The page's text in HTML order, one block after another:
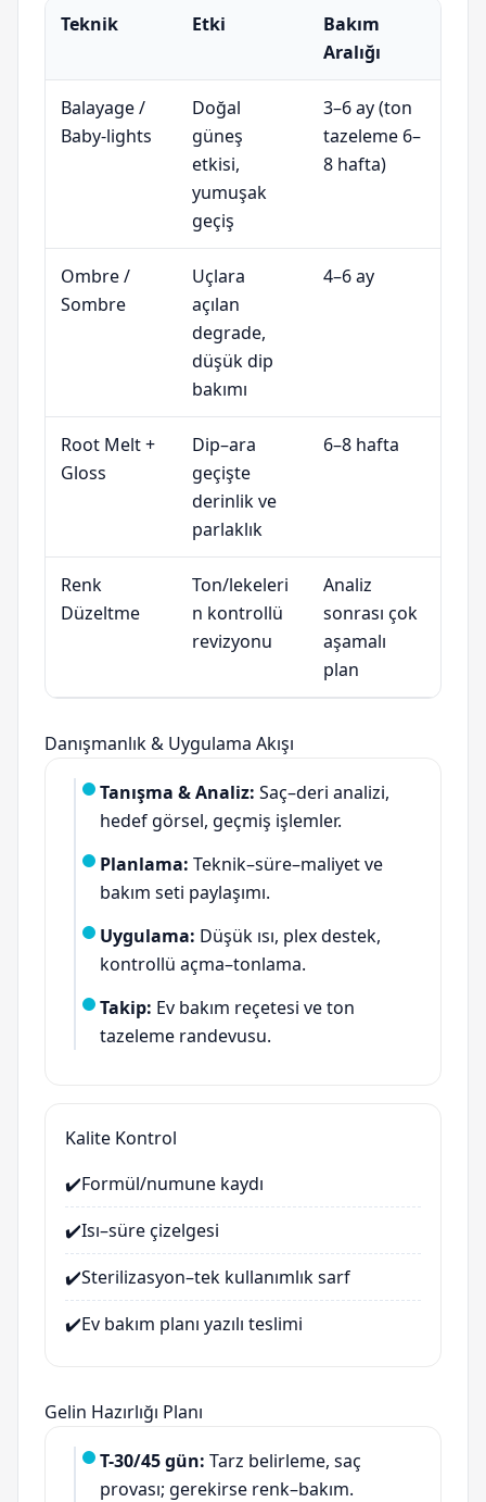
Teknik
Etki
Bakım
Aralığı
Balayage /
Baby-lights
Doğal
güneş
etkisi,
yumuşak
geçiş
3–6 ay (ton
tazeleme 6–
8 hafta)
Ombre /
Sombre
Uçlara
açılan
degrade,
düşük dip
bakımı
4–6 ay
Root Melt +
Gloss
Dip–ara
geçişte
derinlik ve
parlaklık
6–8 hafta
Renk
Düzeltme
Ton/lekeleri
n kontrollü
revizyonu
Analiz
sonrası çok
aşamalı
plan
Danışmanlık & Uygulama Akışı
Tanışma & Analiz: Saç–deri analizi,
hedef görsel, geçmiş işlemler.
Planlama: Teknik–süre–maliyet ve
bakım seti paylaşımı.
Uygulama: Düşük ısı, plex destek,
kontrollü açma–tonlama.
Takip: Ev bakım reçetesi ve ton
tazeleme randevusu.
Kalite Kontrol
✔️Formül/numune kaydı
✔️Isı–süre çizelgesi
✔️Sterilizasyon–tek kullanımlık sarf
✔️Ev bakım planı yazılı teslimi
Gelin Hazırlığı Planı
T-30/45 gün: Tarz belirleme, saç
provası; gerekirse renk–bakım.